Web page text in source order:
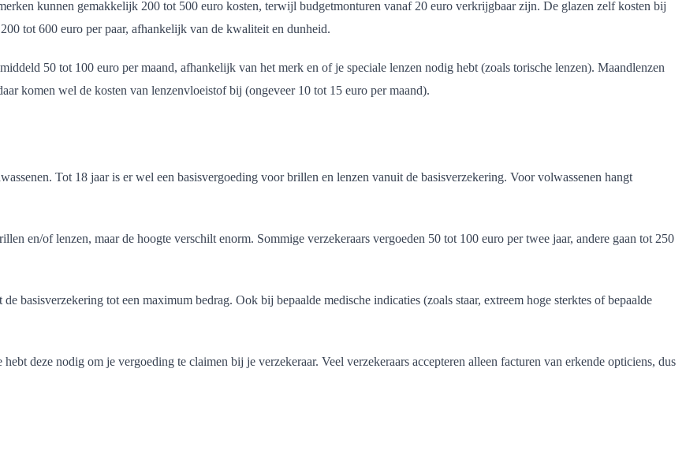
kunnen gemakkelijk 200 tot 500 euro kosten, terwijl budgetmonturen vanaf 20 euro verkrijgbaar zijn. De glazen zelf kosten bij
tot 600 euro per paar, afhankelijk van de kwaliteit en dunheid.
50 tot 100 euro per maand, afhankelijk van het merk en of je speciale lenzen nodig hebt (zoals torische lenzen). Maandlenzen
komen wel de kosten van lenzenvloeistof bij (ongeveer 10 tot 15 euro per maand).
Tot 18 jaar is er wel een basisvergoeding voor brillen en lenzen vanuit de basisverzekering. Voor volwassenen hangt
en/of lenzen, maar de hoogte verschilt enorm. Sommige verzekeraars vergoeden 50 tot 100 euro per twee jaar, andere gaan tot 250
basisverzekering tot een maximum bedrag. Ook bij bepaalde medische indicaties (zoals staar, extreem hoge sterktes of bepaalde
deze nodig om je vergoeding te claimen bij je verzekeraar. Veel verzekeraars accepteren alleen facturen van erkende opticiens, dus